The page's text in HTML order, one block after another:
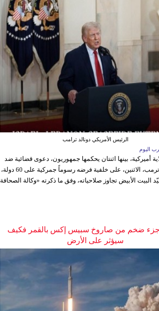
الرئيس الأمريكي دونالد ترامب
اليوم
25 ولاية أميركية، بينها اثنتان يحكمها جمهوريون، دعوى قضائية ضد
إدارة دونالد ترمب، الاثنين، على خلفية فرضه رسوماً جمركية على 60 دولة،
البيت الأبيض تجاوز صلاحياته، وفق ما ذكرته «وكالة الصحافة
جزء ضخم من صاروخ سبيس إكس بالقمر فكيف
سيؤثر على الأرض